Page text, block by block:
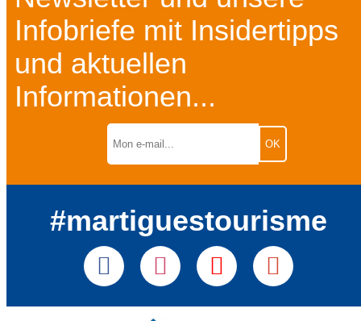
Infobriefe mit Insidertipps
und aktuellen
Informationen...
#martiguestourisme